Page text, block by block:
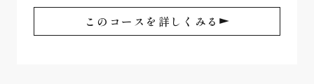
このコースを詳しくみる